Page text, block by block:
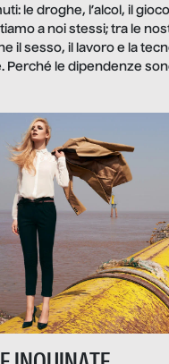
le droghe, l’alcol, il
a noi stessi; tra le
il sesso, il lavoro e la
Perché le dipendenze
In questo